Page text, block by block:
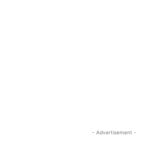
- Advertisement -